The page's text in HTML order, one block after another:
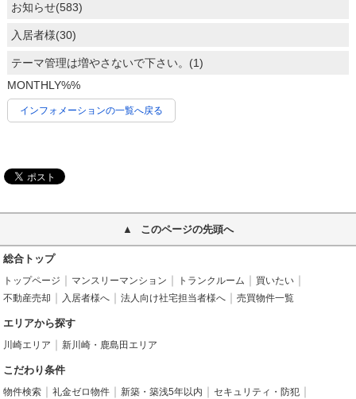
お知らせ(583)
入居者様(30)
テーマ管理は増やさないで下さい。(1)
MONTHLY%%
インフォメーションの一覧へ戻る
このページの先頭へ
総合トップ
トップページ マンスリーマンション トランクルーム
買いたい
不動産売却
入居者様へ 法人向け社宅担当者様へ 売買物件一覧
エリアから探す
川崎エリア 新川崎・鹿島田エリア
こだわり条件
物件検索 礼金ゼロ物件 新築・築浅5年以内
セキュリティ・防犯